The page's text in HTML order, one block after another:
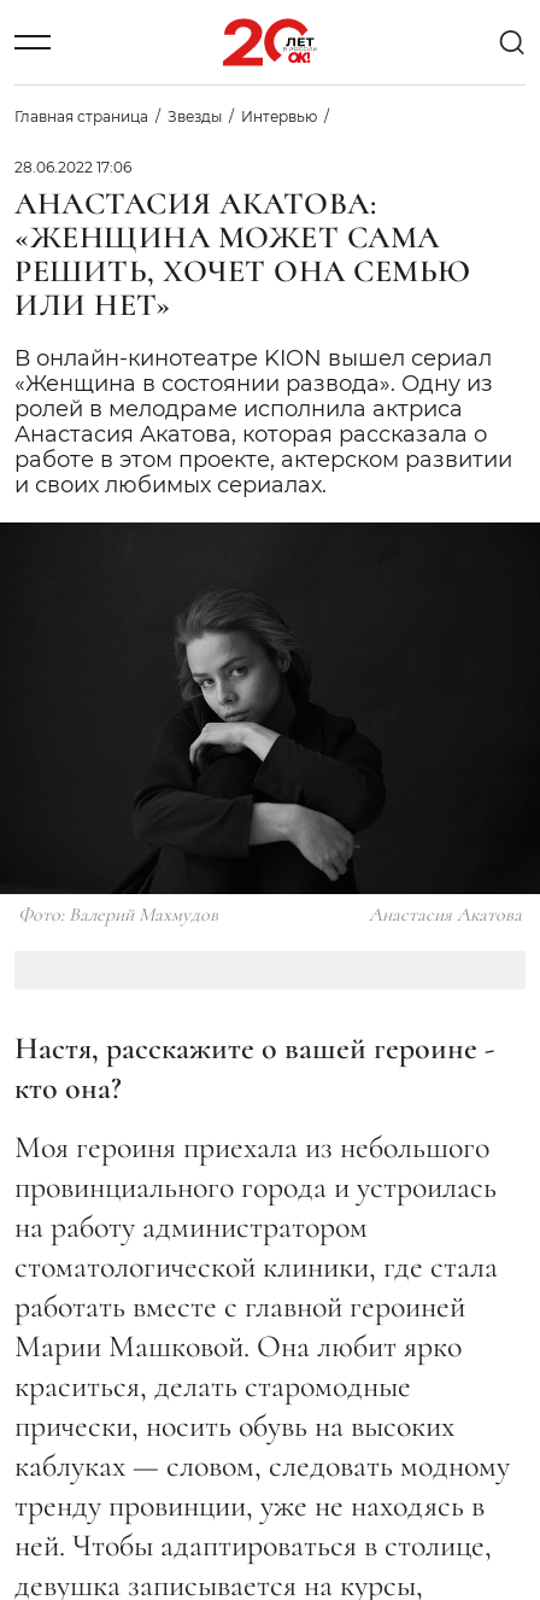
Главная страница Звезды Интервью
28.06.2022 17:06
АНАСТАСИЯ АКАТОВА:
«ЖЕНЩИНА МОЖЕТ САМА
РЕШИТЬ, ХОЧЕТ ОНА СЕМЬЮ
ИЛИ НЕТ»
В онлайн-кинотеатре KION вышел сериал
«Женщина в состоянии развода». Одну из
ролей в мелодраме исполнила актриса
Анастасия Акатова, которая рассказала о
работе в этом проекте, актерском развитии
и своих любимых сериалах.
Фото: Валерий Махмудов Анастасия Акатова
Настя, расскажите о вашей героине -
кто она?
Моя героиня приехала из небольшого
провинциального города и устроилась
на работу администратором
стоматологической клиники, где стала
работать вместе с главной героиней
Марии Машковой. Она любит ярко
краситься, делать старомодные
прически, носить обувь на высоких
каблуках — словом, следовать модному
тренду провинции, уже не находясь в
ней. Чтобы адаптироваться в столице,
девушка записывается на курсы,